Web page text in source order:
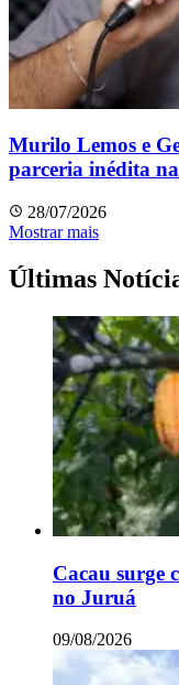
Murilo Lemos e
parceria inédita
28/07/2026
Mostrar mais
Últimas
Cacau surge
no Juruá
09/08/2026